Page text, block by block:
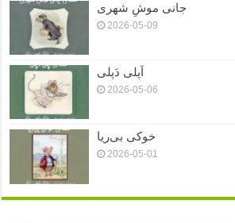
جانی موشِ شهری
2026-05-09
اَپلی دَپلی
2026-05-06
خوکی بی‌ریا
2026-05-01